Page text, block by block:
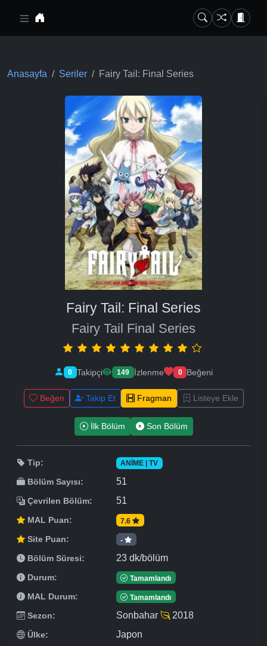
Anasayfa Seriler Fairy Tail: Final Series
Fairy Tail: Final Series
Fairy Tail Final Series
0 Takipçi 149 İzlenme 0 Beğeni
Beğen Takip Et Fragman Listeye Ekle
İlk Bölüm Son Bölüm
Tip: ANIME | TV
Bölüm Sayısı: 51
Çevrilen Bölüm: 51
MAL Puan: 7.6
Site Puan: -
Bölüm Süresi: 23 dk/bölüm
Durum: Tamamlandı
MAL Durum: Tamamlandı
Sezon: Sonbahar 2018
Ülke: Japon